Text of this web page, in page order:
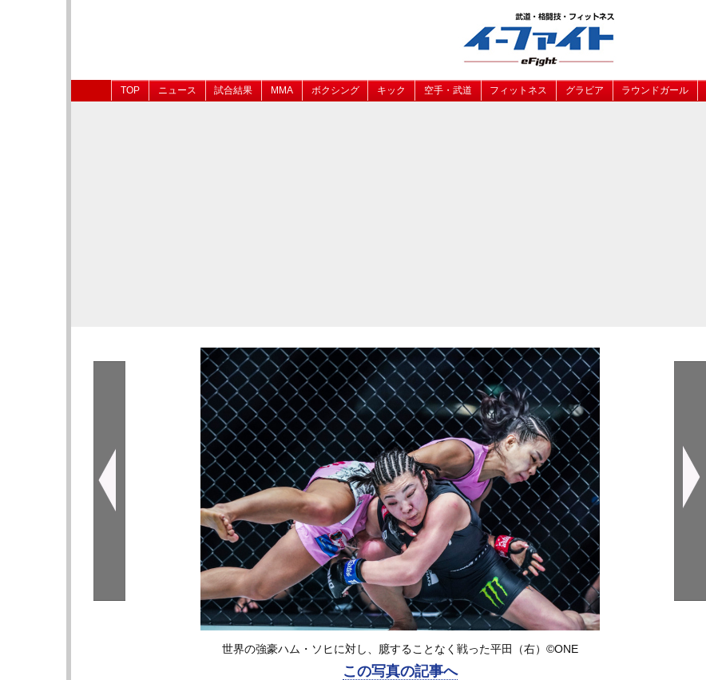
TOP ニュース 試合結果 MMA ボクシング キック 空手・武道 フィットネス グラビア ラウンドガール
世界の強豪ハム・ソヒに対し、臆することなく戦った平田（右）©️ONE
この写真の記事へ